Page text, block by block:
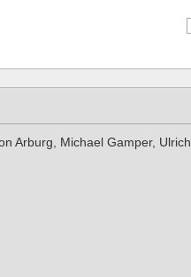
Arburg, Michael Gamper, Ulrich